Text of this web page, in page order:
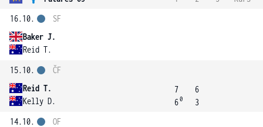
16.10.
Baker J.
Reid T.
SF
15.10.
Reid T.
Kelly D.
ČF
7
60
6
3
14.10.
OF